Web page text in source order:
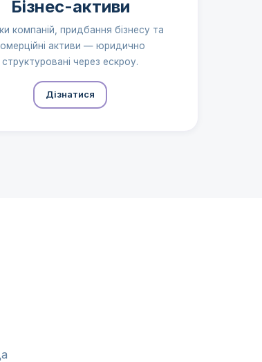
Бізнес-активи
компаній, придбання бізнесу та
активи — юридично
структуровані через ескроу.
Дізнатися